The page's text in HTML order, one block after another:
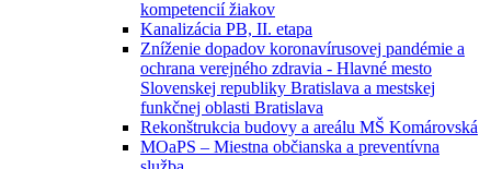
kompetencií žiakov
Kanalizácia PB, II. etapa
Zníženie dopadov koronavírusovej pandémie a
ochrana verejného zdravia - Hlavné mesto
Slovenskej republiky Bratislava a mestskej
funkčnej oblasti Bratislava
Rekonštrukcia budovy a areálu MŠ Komárovská
MOaPS – Miestna občianska a preventívna